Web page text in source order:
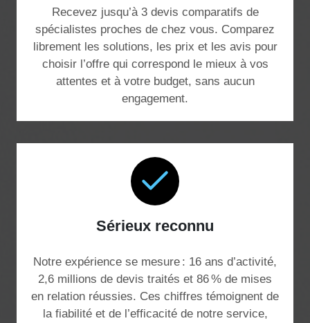
Recevez jusqu’à 3 devis comparatifs de
spécialistes proches de chez vous. Comparez
librement les solutions, les prix et les avis pour
choisir l’offre qui correspond le mieux à vos
attentes et à votre budget, sans aucun
engagement.
Sérieux reconnu
Notre expérience se mesure : 16 ans d’activité,
2,6 millions de devis traités et 86 % de mises
en relation réussies. Ces chiffres témoignent de
la fiabilité et de l’efficacité de notre service,